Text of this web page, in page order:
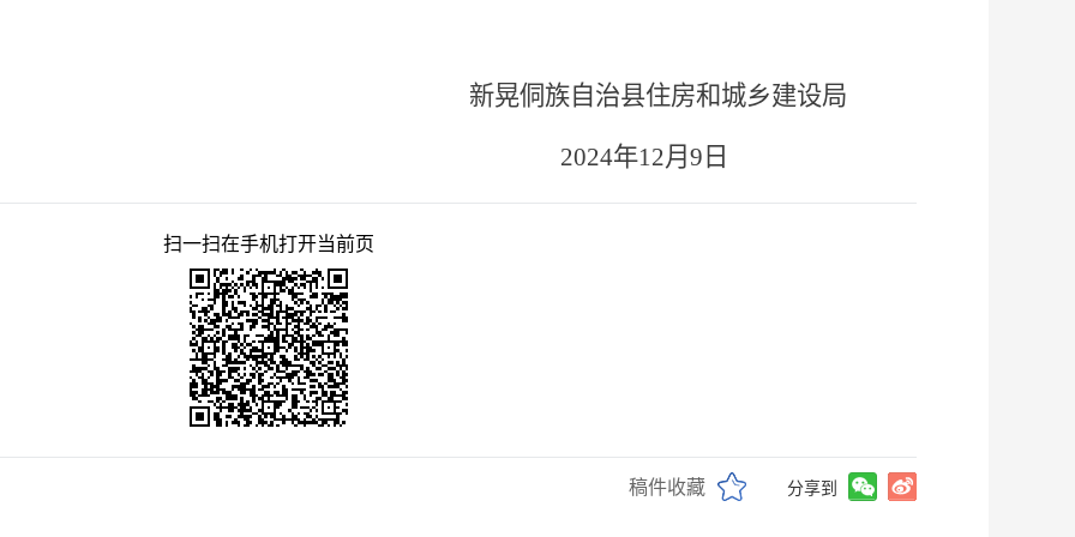
自治县住房和城乡建设局
年12月9日
扫一扫在手机打开当前页
稿件收藏 分享到